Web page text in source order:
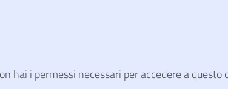
hai i permessi necessari per accedere a questo